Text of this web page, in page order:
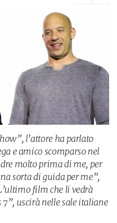
l’attore ha parlato
e amico scomparso nel
molto prima di me, per
sorta di guida per me”,
film che li vedrà
uscirà nelle sale italiane